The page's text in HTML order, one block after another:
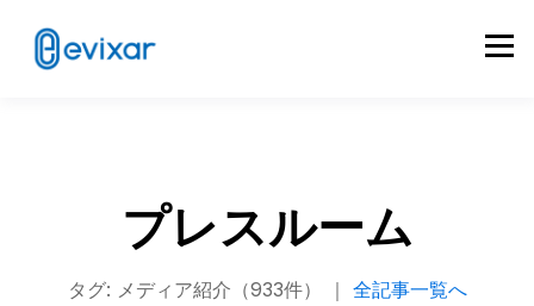
プレスルーム
タグ: メディア紹介（933件） ｜ 全記事一覧へ